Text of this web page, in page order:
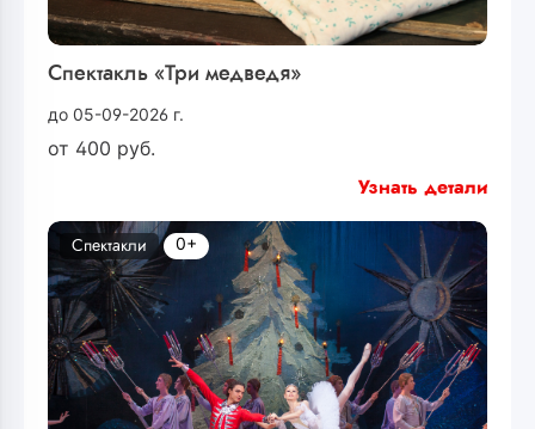
Спектакль «Три медведя»
до 05-09-2026 г.
от 400 руб.
Узнать детали
Спектакли 0+